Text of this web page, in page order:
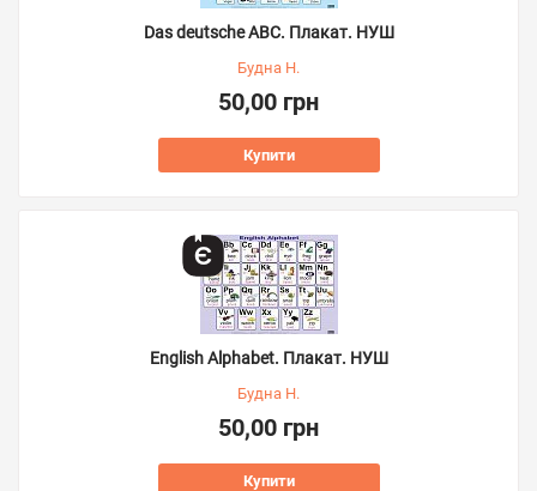
Das deutsche ABC. Плакат. НУШ
Будна Н.
50,00 грн
Купити
English Alphabet. Плакат. НУШ
Будна Н.
50,00 грн
Купити